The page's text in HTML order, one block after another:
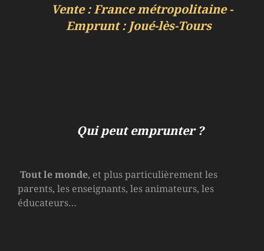
Vente : France métropolitaine -
Emprunt : Joué-lès-Tours
Qui peut emprunter ?
Tout le monde, et plus particulièrement les
parents, les enseignants, les animateurs, les
éducateurs…